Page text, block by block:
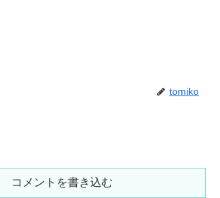
tomiko
コメントを書き込む